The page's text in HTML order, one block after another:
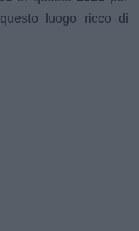
luogo ricco di